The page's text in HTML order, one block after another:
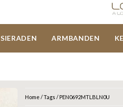
SIERADEN ARMBANDEN
Home /Tags / PEN0692MTLBLN0U